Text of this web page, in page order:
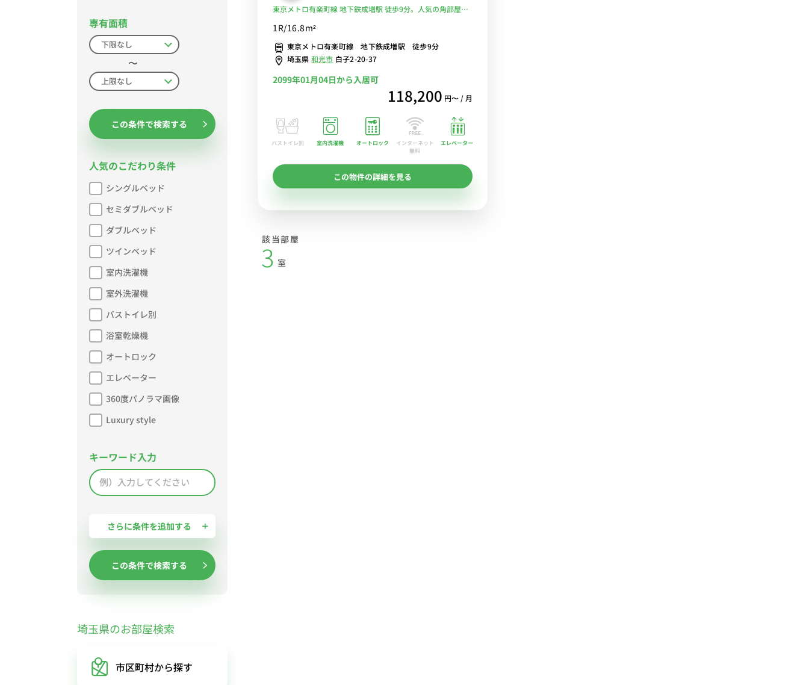
東京メトロ有楽町線 地下鉄成増駅 徒歩9分。人気の角部屋・
宅勤務にオススメ■選べるWi-Fi格安レンタル中！
1R/16.8m²
東京メトロ有楽町線 地下鉄成増駅 徒歩9分
埼玉県 和光市 白子2-20-37
2099年01月04日から入居可
118,200 円〜 / 月
バストイレ別 室内洗濯機 オートロック
インターネット
無料
エレベーター
この物件の詳細を見る
該当部屋
3 室
専有面積
〜
この条件で検索する
人気のこだわり条件
シングルベッド
セミダブルベッド
ダブルベッド
ツインベッド
室内洗濯機
室外洗濯機
バストイレ別
浴室乾燥機
オートロック
エレベーター
360度パノラマ画像
Luxury style
キーワード入力
さらに条件を追加する
この条件で検索する
埼玉県のお部屋検索
市区町村から探す